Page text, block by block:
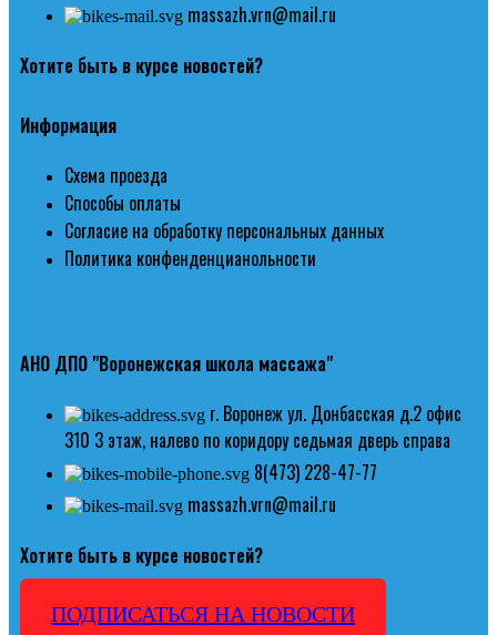
massazh.vrn@mail.ru
Хотите быть в курсе новостей?
Информация
Схема проезда
Способы оплаты
Согласие на обработку персональных данных
Политика конфенденцианольности
АНО ДПО "Воронежская школа массажа"
г. Воронеж ул. Донбасская д.2 офис
310 3 этаж, налево по коридору седьмая дверь справа
8(473) 228-47-77
massazh.vrn@mail.ru
Хотите быть в курсе новостей?
ПОДПИСАТЬСЯ НА НОВОСТИ